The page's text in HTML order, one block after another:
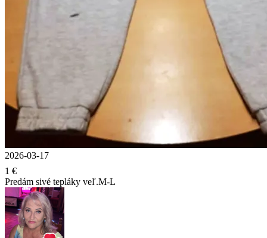
2026-03-17
1 €
Predám sivé tepláky veľ.M-L